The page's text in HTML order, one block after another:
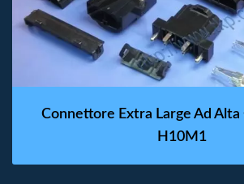
Connettore Extra Large Ad
H10M1